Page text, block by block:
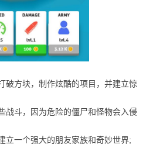
破方块，制作炫酷的项目，并建立惊
战斗，因为危险的僵尸和怪物会入侵
立一个强大的朋友家族和奇妙世界;